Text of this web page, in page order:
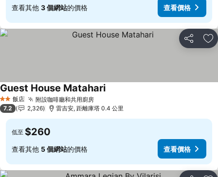
查看其他 3 個網站的價格 查看價格
分享 加
2 星級飯店 附設咖啡廳和共用廚房查看價格
Guest House Matahari查看價格
7.2 2,326 雷吉安, 距離庫塔 0.4 公里
低至 $260
查看其他 5 個網站的價格 查看價格